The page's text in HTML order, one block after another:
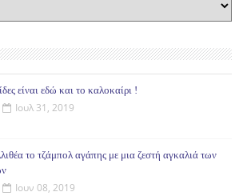
είναι εδώ και το καλοκαίρι !
Ιουλ 31, 2019
το τζάμπολ αγάπης με μια ζεστή αγκαλιά των
Ιουν 08, 2019